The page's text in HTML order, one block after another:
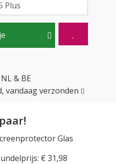
& BE
vandaag verzonden
Glas
€ 31,98